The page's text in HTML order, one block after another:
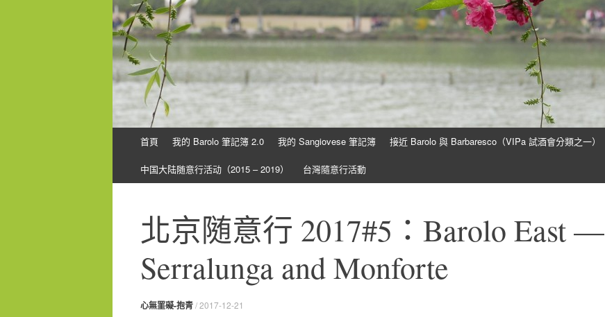
content
首頁 我的 Barolo 筆記簿 2.0 我的 Sangiovese 筆記簿 接近 Barolo 與 Barbaresco（VIPa 試酒會分類之一）
中国大陆随意行活动（2015 – 2019） 台灣隨意行活動
北京随意行 2017#5：Barolo East —
Serralunga and Monforte
心無罣礙-抱青/2017-12-21